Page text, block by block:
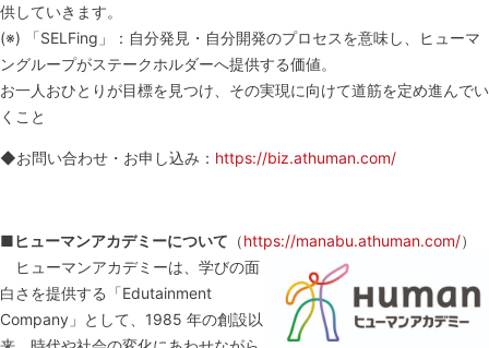
供していきます。
(※) 「SELFing」：自分発見・自分開発のプロセスを意味し、ヒューマ
ングループがステークホルダーへ提供する価値。
お一人おひとりが目標を見つけ、その実現に向けて道筋を定め進んでい
くこと
◆お問い合わせ・お申し込み： https://biz.athuman.com/
■ヒューマンアカデミーについて （https://manabu.athuman.com/）
ヒューマンアカデミーは、学びの面
白さを提供する「Edutainment
Company」として、1985 年の創設以